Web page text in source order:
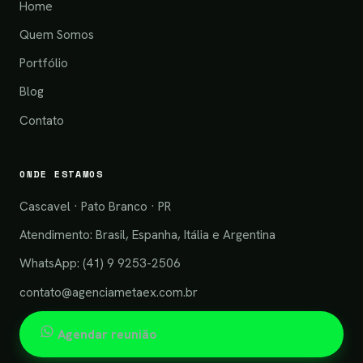
Home
Quem Somos
Portfólio
Blog
Contato
ONDE ESTAMOS
Cascavel · Pato Branco · PR
Atendimento: Brasil, Espanha, Itália e Argentina
WhatsApp: (41) 9 9253-2506
contato@agenciametaex.com.br
Agendar reunião